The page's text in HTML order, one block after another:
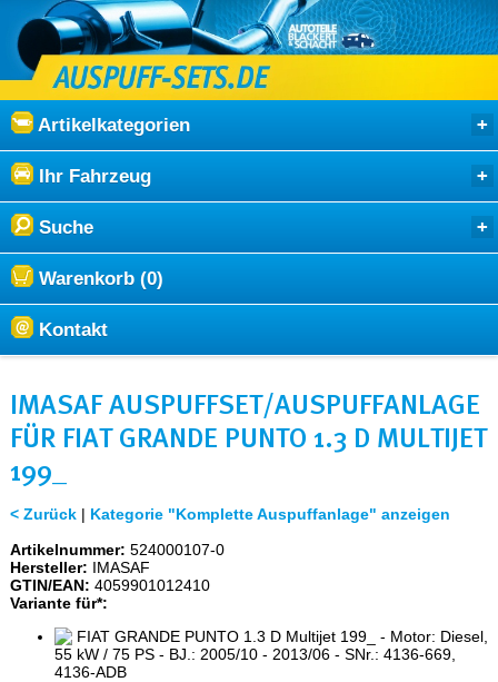
Artikelkategorien
Ihr Fahrzeug
Suche
Warenkorb (0)
Kontakt
IMASAF AUSPUFFSET/AUSPUFFANLAGE
FÜR FIAT GRANDE PUNTO 1.3 D MULTIJET
199_
< Zurück| Kategorie "Komplette Auspuffanlage" anzeigen
Artikelnummer: 524000107-0
Hersteller: IMASAF
GTIN/EAN: 4059901012410
Variante für*:
FIAT GRANDE PUNTO 1.3 D Multijet 199_ - Motor: Diesel,
55 kW / 75 PS - BJ.: 2005/10 - 2013/06 - SNr.: 4136-669,
4136-ADB